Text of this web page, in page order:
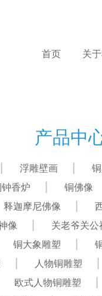
首页 关
产品中
浮雕壁画
香炉 铜佛像
释迦摩尼佛像
像 关老爷关公
铜大象雕塑
人物铜雕塑
欧式人物铜雕塑